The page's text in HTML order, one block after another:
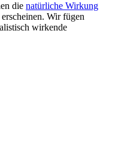
die natürliche Wirkung
Wir fügen
wirkende